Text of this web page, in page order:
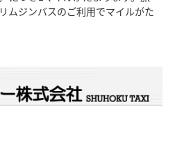
ムジンバスのご利用でマイルがた